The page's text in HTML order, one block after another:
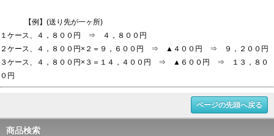
【例】(送り先が一ヶ所)
１ケース、４，８００円 ⇒ ４，８００円
２ケース、４，８００円×２＝９，６００円 ⇒ ▲４００円 ⇒ ９，２００円
３ケース、４，８００円×３＝１４，４００円 ⇒ ▲６００円 ⇒ １３，８０
０円
ページの先頭へ戻る
商品検索